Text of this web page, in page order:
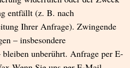
entfällt (z. B. nach
Ihrer Anfrage). Zwingende
– insbesondere
unberührt. Anfrage per E-